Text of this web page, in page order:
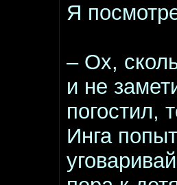
Я
– Ох,
и не
погостил,
Инга